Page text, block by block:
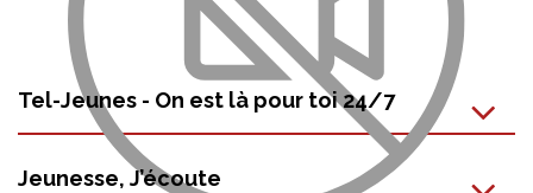
Tel-Jeunes - On est là pour toi 24/7
Jeunesse, J’écoute